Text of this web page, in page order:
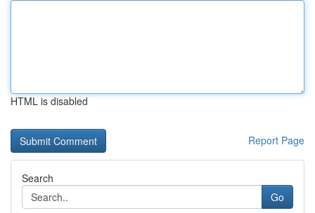
HTML is disabled
Report Page
Search
Go